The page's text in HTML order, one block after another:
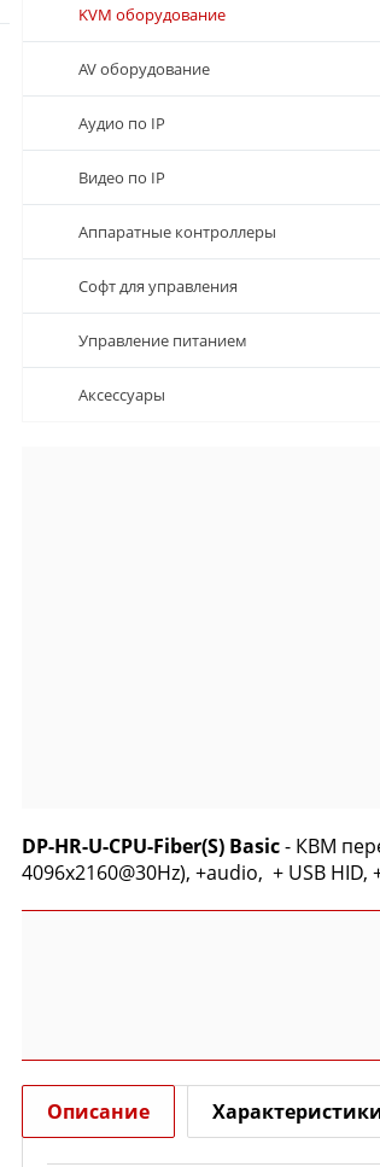
KVM оборудование
AV оборудование
Аудио по IP
Видео по IP
Аппаратные контроллеры
Софт для управления
Управление питанием
Аксессуары
DP-HR-U-CPU-Fiber(S) Basic- КВМ
4096x2160@30Hz), +audio, + USB HID,
Описание